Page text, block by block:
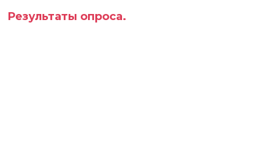
Результаты опроса.